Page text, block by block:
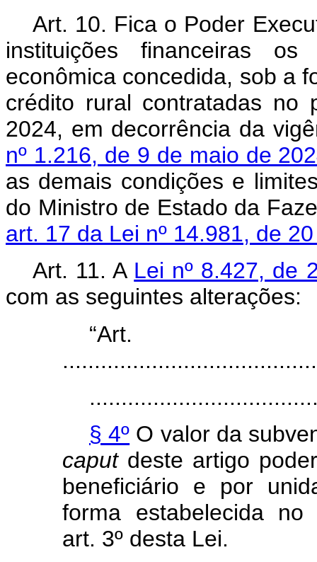
Art. 10. Fica o Poder
instituições financeiras
econômica concedida, sob a
crédito rural contratadas
2024, em decorrência da
nº 1.216, de 9 de maio de
as demais condições e
do Ministro de Estado da
art. 17 da Lei nº 14.981, de
Art. 11. A Lei nº 8.427, de
com as seguintes alterações:
§ 4º O valor da
caputdeste artigo
beneficiário e por
forma estabelecida
art. 3º desta Lei.